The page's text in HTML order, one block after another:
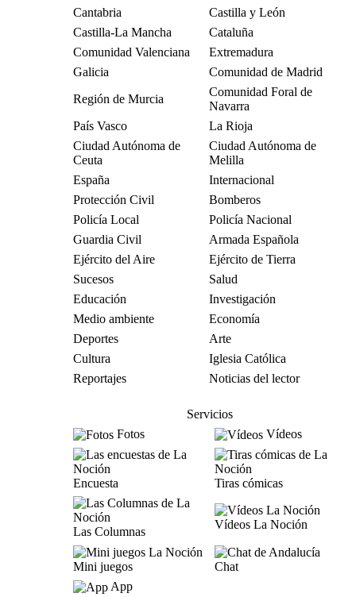
Cantabria
Castilla y León
Castilla-La Mancha
Cataluña
Comunidad Valenciana
Extremadura
Galicia
Comunidad de Madrid
Región de Murcia
Comunidad Foral de
Navarra
País Vasco
La Rioja
Ciudad Autónoma de
Ceuta
Ciudad Autónoma de
Melilla
España
Internacional
Protección Civil
Bomberos
Policía Local
Policía Nacional
Guardia Civil
Armada Española
Ejército del Aire
Ejército de Tierra
Sucesos
Salud
Educación
Investigación
Medio ambiente
Economía
Deportes
Arte
Cultura
Iglesia Católica
Reportajes
Noticias del lector
Servicios
Fotos
Vídeos
Encuesta Tiras cómicas
Las Columnas
Vídeos La Noción
Mini juegos
Chat
App